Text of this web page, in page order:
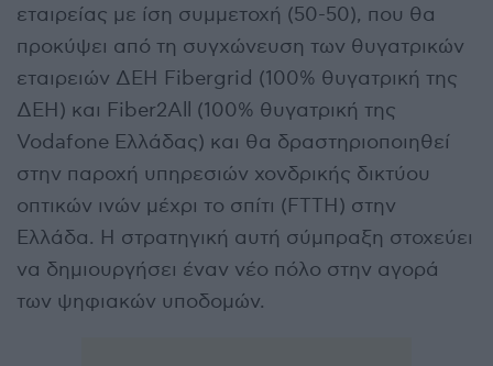
εταιρείας με ίση συμμετοχή (50-50), που θα
προκύψει από τη συγχώνευση των θυγατρικών
εταιρειών ΔΕΗ Fibergrid (100% θυγατρική της
ΔΕΗ) και Fiber2All (100% θυγατρική της
Vodafone Ελλάδας) και θα δραστηριοποιηθεί
στην παροχή υπηρεσιών χονδρικής δικτύου
οπτικών ινών μέχρι το σπίτι (FTTH) στην
Ελλάδα. Η στρατηγική αυτή σύμπραξη στοχεύει
να δημιουργήσει έναν νέο πόλο στην αγορά
των ψηφιακών υποδομών.